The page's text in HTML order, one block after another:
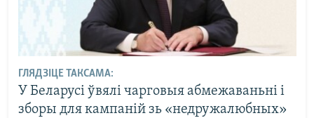
ГЛЯДЗІЦЕ ТАКСАМА:
У Беларусі ўвялі чарговыя абмежаваньні і
зборы для кампаній зь «недружалюбных»